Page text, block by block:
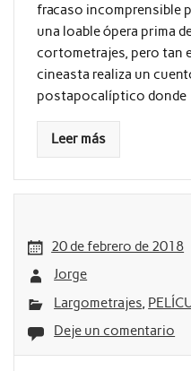
fracaso incomprensible
una loable ópera prima
cortometrajes, pero tan
cineasta realiza un
postapocalíptico donde
Leer más
20 de febrero de 2018
Jorge
Largometrajes
Deje un comentario